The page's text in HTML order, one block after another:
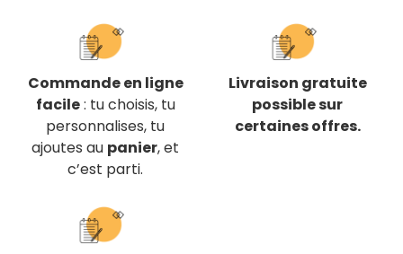
Commande en ligne
facile: tu choisis, tu
personnalises, tu
ajoutes au panier, et
c’est parti.
Livraison gratuite
possible sur
certaines offres.